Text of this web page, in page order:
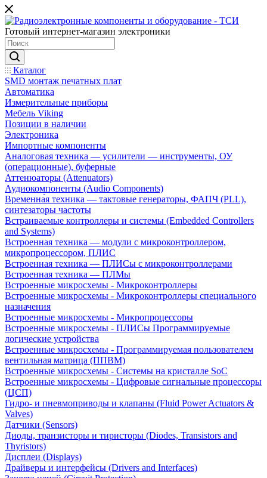
Готовый интернет-магазин электроники
Каталог
SMD монтаж печатных плат
Автоматика
Измерительные приборы
Мебель Viking
Позиции в наличии
Электроника
Импортные компоненты
Аналоговая техника — усилители — инструменты, ОУ
(операционные), буферные
Аттенюаторы (Attenuators)
Аудиокомпоненты (Audio Components)
Временна́я техника — тактовые генераторы, ФАПЧ (PLL),
синтезаторы частоты
Встраиваемые контроллеры и системы (Embedded Controllers
and Systems)
Встроенная техника — модули с микроконтроллером,
микропроцессором, ПЛИС
Встроенная техника — ПЛИСы с микроконтроллерами
Встроенная техника — ПЛМы
Встроенные микросхемы - Микроконтроллеры
Встроенные микросхемы - Микроконтроллеры специального
назначения
Встроенные микросхемы - Микропроцессоры
Встроенные микросхемы - ПЛИСы Программируемые
логические устройства
Встроенные микросхемы - Программируемая пользователем
вентильная матрица (ППВМ)
Встроенные микросхемы - Системы на кристалле SoC
Встроенные микросхемы - Цифровые сигнальные процессоры
(ЦСП)
Гидро- и пневмоприводы и клапаны (Fluid Power Actuators &
Valves)
Датчики (Sensors)
Диоды, транзисторы и тиристоры (Diodes, Transistors and
Thyristors)
Дисплеи (Displays)
Драйверы и интерфейсы (Drivers and Interfaces)